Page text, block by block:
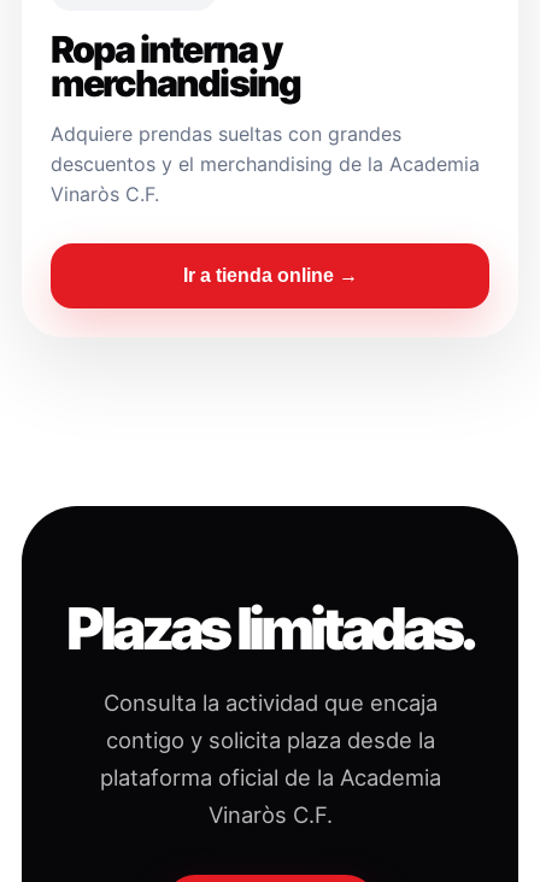
Ropa interna y
merchandising
Adquiere prendas sueltas con grandes
descuentos y el merchandising de la Academia
Vinaròs C.F.
Ir a tienda online →
Plazas limitadas.
Consulta la actividad que encaja
contigo y solicita plaza desde la
plataforma oficial de la Academia
Vinaròs C.F.